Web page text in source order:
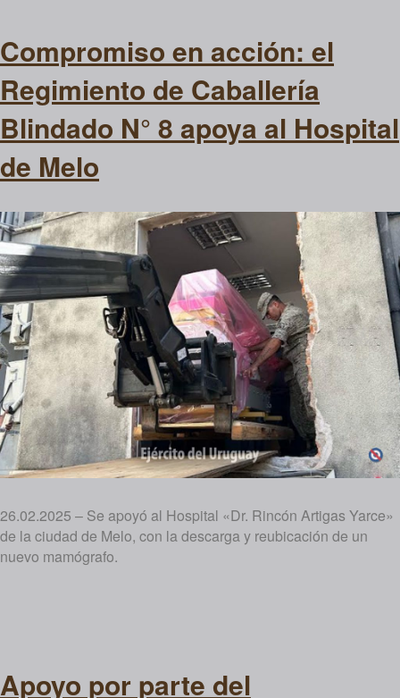
Compromiso en acción: el
Regimiento de Caballería
Blindado N° 8 apoya al Hospital
de Melo
26.02.2025 – Se apoyó al Hospital «Dr. Rincón Artigas Yarce»
de la ciudad de Melo, con la descarga y reubicación de un
nuevo mamógrafo.
Apoyo por parte del